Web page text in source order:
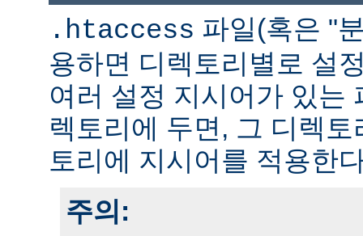
.htaccess 파일(혹은 "
용하면 디렉토리별로 설
여러 설정 지시어가 있는
렉토리에 두면, 그 디렉
토리에 지시어를 적용한
주의: